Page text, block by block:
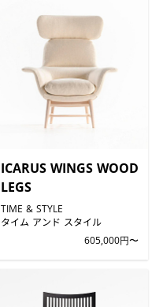
ICARUS WINGS WOOD
LEGS
TIME & STYLE
タイム アンド スタイル
605,000円〜